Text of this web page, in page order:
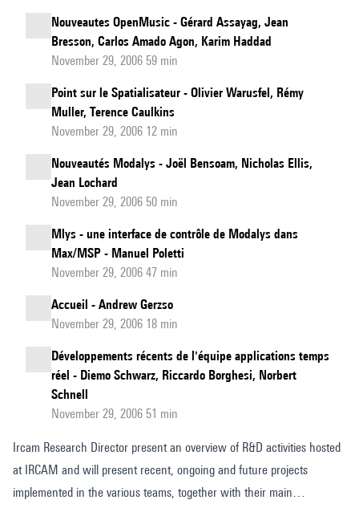
Nouveautes OpenMusic - Gérard Assayag, Jean
Bresson, Carlos Amado Agon, Karim Haddad
November 29, 2006 59 min
Point sur le Spatialisateur - Olivier Warusfel, Rémy
Muller, Terence Caulkins
November 29, 2006 12 min
Nouveautés Modalys - Joël Bensoam, Nicholas Ellis,
Jean Lochard
November 29, 2006 50 min
Mlys - une interface de contrôle de Modalys dans
Max/MSP - Manuel Poletti
November 29, 2006 47 min
Accueil - Andrew Gerzso
November 29, 2006 18 min
Développements récents de l'équipe applications temps
réel - Diemo Schwarz, Riccardo Borghesi, Norbert
Schnell
November 29, 2006 51 min
Ircam Research Director present an overview of R&D activities hosted
at IRCAM and will present recent, ongoing and future projects
implemented in the various teams, together with their main